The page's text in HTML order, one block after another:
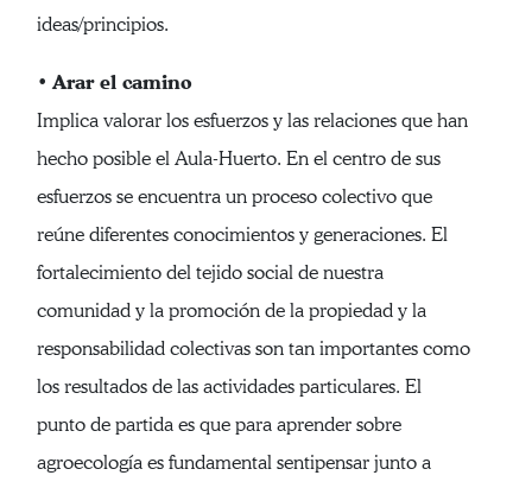
ideas/principios.
•Arar el camino
Implica valorar los esfuerzos y las relaciones que han
hecho posible el Aula-Huerto. En el centro de sus
esfuerzos se encuentra un proceso colectivo que
reúne diferentes conocimientos y generaciones. El
fortalecimiento del tejido social de nuestra
comunidad y la promoción de la propiedad y la
responsabilidad colectivas son tan importantes como
los resultados de las actividades particulares. El
punto de partida es que para aprender sobre
agroecología es fundamental sentipensar junto a